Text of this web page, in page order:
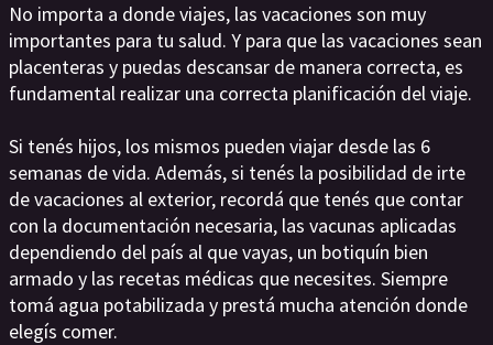
No importa a donde viajes, las vacaciones son muy
importantes para tu salud. Y para que las vacaciones sean
placenteras y puedas descansar de manera correcta, es
fundamental realizar una correcta planificación del viaje.
Si tenés hijos, los mismos pueden viajar desde las 6
semanas de vida. Además, si tenés la posibilidad de irte
de vacaciones al exterior, recordá que tenés que contar
con la documentación necesaria, las vacunas aplicadas
dependiendo del país al que vayas, un botiquín bien
armado y las recetas médicas que necesites. Siempre
tomá agua potabilizada y prestá mucha atención donde
elegís comer.